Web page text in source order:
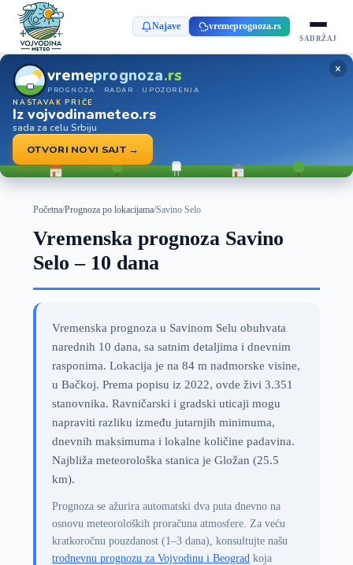
Najave vremeprognoza.rs
SADRŽAJ
vremeprognoza.rs
PROGNOZA · RADAR · UPOZORENJA
NASTAVAK PRIČE
Iz vojvodinameteo.rs
sada za celu Srbiju
OTVORI NOVI SAJT →
×
Početna/Prognoza po lokacijama/Savino Selo
Vremenska prognoza Savino
Selo – 10 dana
Vremenska prognoza u Savinom Selu obuhvata
narednih 10 dana, sa satnim detaljima i dnevnim
rasponima. Lokacija je na 84 m nadmorske visine,
u Bačkoj. Prema popisu iz 2022, ovde živi 3.351
stanovnika. Ravničarski i gradski uticaji mogu
napraviti razliku između jutarnjih minimuma,
dnevnih maksimuma i lokalne količine padavina.
Najbliža meteorološka stanica je Gložan (25.5
km).
Prognoza se ažurira automatski dva puta dnevno na
osnovu meteoroloških proračuna atmosfere. Za veću
kratkoročnu pouzdanost (1–3 dana), konsultujte našu
trodnevnu prognozu za Vojvodinu i Beogradkoja